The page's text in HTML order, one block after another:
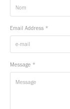
Email Address *
Message *